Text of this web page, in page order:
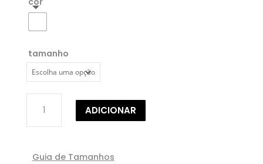
tamanho
Quantidade
TÚNICA
GEOMÉTRICO
ADICIONAR
Guia de Tamanhos